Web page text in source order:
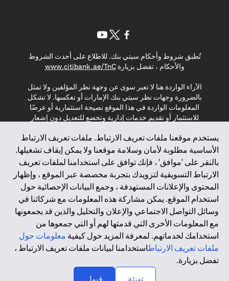
يستخدم موقعنا ملفات تعريف الارتباط. ملفات تعريف الارتباط
الأساسية مطلوبة لأمان وسلامة موقعنا ولا يمكن إيقاف تشغيلها.
بالنقر على 'موافق' ، فإنك توافق على استخدامنا لملفات تعريف
الارتباط التسويقية لتزويدك بتجربة مخصصة عبر الموقع ، وإظهار
المحتوى والإعلانات المستهدفة ، وجمع البيانات الإحصائية حول
استخدام الموقع. يمكن مشاركة هذه المعلومات مع شركائنا في
وسائل التواصل الاجتماعي والإعلان والتحليل والذين قد يجمعونها
مع المعلومات الأخرى التي قدمتها لهم أو التي جمعوها من
استخدامك لخدماتهم. لمعرفة المزيد حول كيفية معلومات حول
ملفات تعريف الارتباطاستخدامنا لبيانات ملفات تعريف الارتباط ،
تفضل بزيارة.
تُطبق شروط وأحكام سيتي بنك. للاطلاع على أحدث الشروط
والأحكام ، تفضل بزيارةwww.citibank.ae/TnC
(opens in a new tab)
الآراء الواردة هنا لا تعبر سوى عن وجهة نظر المؤلفين ولا تمثل
بالضرورة وجهات نظر سيتي بنك الإمارات أو تعكسها. لا تشكل
المعلومات الواردة في هذا الموقع نصيحة استثمارية أو عرضًا
للاستثمار أو تقديم خدمات إدارية وتخضع للتعديل دون إشعار
لا يتم تقديم المنتجات والخدمات المذكورة في هذا الموقع للأفراد
المقيمين في الاتحاد الأوروبي أو المنطقة الاقتصادية الأوروبية أو
سويسرا أو غيرنسي أو جيرسي أو موناكو أو سان مارينو أو
الفاتيكان أو جزيرة مان أو المملكة المتحدة أو خصوصية البيانات
(لائحة حماية البيانات العامة \ قانون حماية البيانات الشخصية
العامة \ قانون خصوصية نيوزيلندا). المحتوى الموجود في هذه
الصفحة ليس ولا ينبغي تفسيره على أنه عرض أو دعوة أو دعوة
لشراء أو بيع أي من المنتجات والخدمات المذكورة هنا لمثل هؤلاء
الأفراد.
*GDPR – اللائحة العامة لحماية البيانات؛ * LGPD – Lei Geral de
النيوزيلندي